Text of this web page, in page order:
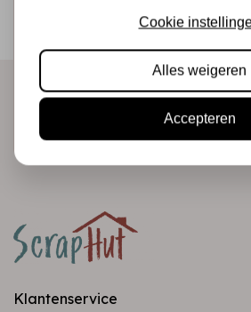
Ontvang als eerste onze actie en
Klantenservice
Cookie
Alles weigeren
Accepteren